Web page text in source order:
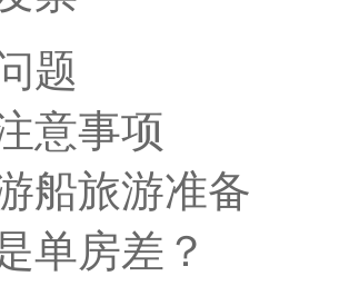
题
意事项
船旅游准备
单房差？